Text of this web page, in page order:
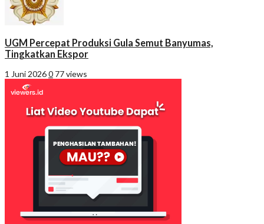
UGM Percepat Produksi Gula Semut Banyumas,
Tingkatkan Ekspor
1 Juni 20260 77 views